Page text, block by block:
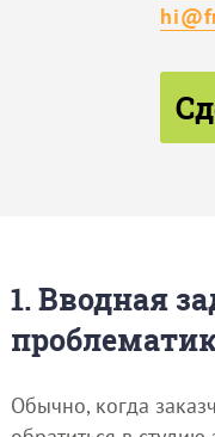
1. Вводная
Обычно, когда